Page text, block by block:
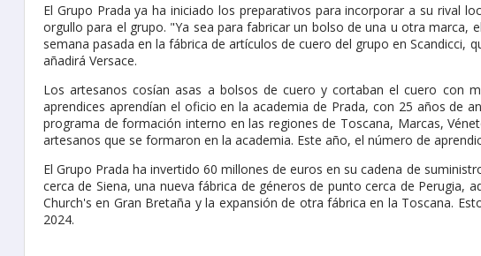
El Grupo Prada ya ha iniciado los preparativos para incorporar a su rival
orgullo para el grupo. "Ya sea para fabricar un bolso de una u otra marca,
semana pasada en la fábrica de artículos de cuero del grupo en Scandicci,
añadirá Versace.
Los artesanos cosían asas a bolsos de cuero y cortaban el cuero con
aprendices aprendían el oficio en la academia de Prada, con 25 años de
programa de formación interno en las regiones de Toscana, Marcas,
artesanos que se formaron en la academia. Este año, el número de
El Grupo Prada ha invertido 60 millones de euros en su cadena de
cerca de Siena, una nueva fábrica de géneros de punto cerca de Perugia,
Church's en Gran Bretaña y la expansión de otra fábrica en la Toscana.
2024.